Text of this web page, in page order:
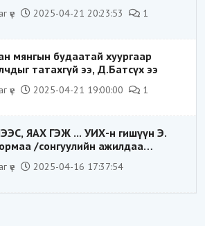
үе 2025-04-21 20:23:53 1
мянгын будаатай хуургаар
татахгүй ээ, Д.Батсүх ээ
үе 2025-04-21 19:00:00 1
ЯАХ ГЭЖ ... УИХ-н гишүүн Э.
/сонгуулийн ажилдаа
компаниас хандив авсан уу/
үе 2025-04-16 17:37:54